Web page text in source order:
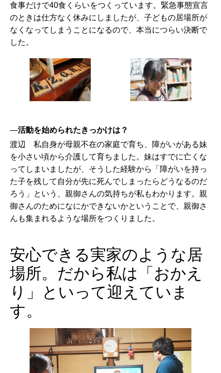
食事だけで40食くらいをつくっています。緊急事態宣言
のときは仕方なく休みにしましたが、子どもの居場所が
なくなってしまうことになるので、本当につらい決断で
した。
—活動を始められたきっかけは？
渡辺 私自身が母親不在の家庭で育ち、障がいがある妹
を小さい頃から介護して育ちました。妹はすでに亡くな
ってしまいましたが、そうした経験から「障がいを持っ
た子を残して自分が先に死んでしまったらどうなるのだ
ろう」という、親御さんの気持ちが私もわかります。親
御さんのためになにかできないかということで、親御さ
んも集まれるような場所をつくりました。
安心できる実家のような居
場所。だから私は「おかえ
り」といって迎えていま
す。